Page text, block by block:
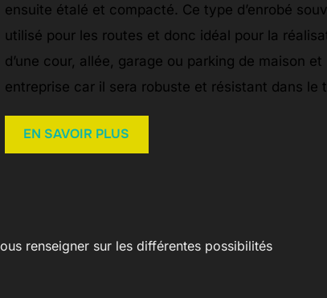
ensuite étalé et compacté. Ce type d’enrobé
utilisé pour les routes et donc idéal pour la
d’une cour, allée, garage ou parking de maison et
entreprise car il sera robuste et résistant dans le
EN SAVOIR PLUS
renseigner sur les différentes possibilités